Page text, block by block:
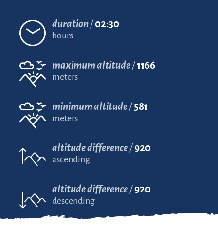
duration 02:30
hours
maximum altitude 1166
meters
minimum altitude 581
meters
altitude difference 920
ascending
altitude difference 920
descending